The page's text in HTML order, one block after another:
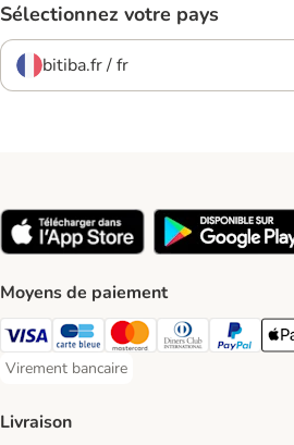
Sélectionnez votre pays
bitiba.fr / fr
Moyens de paiement
Visa Payment Method
carte bleue Payment Method
Master Card Payment
Diners Club
Paypal
Virement bancaire
Virement bancaire Payment Method
Livraison